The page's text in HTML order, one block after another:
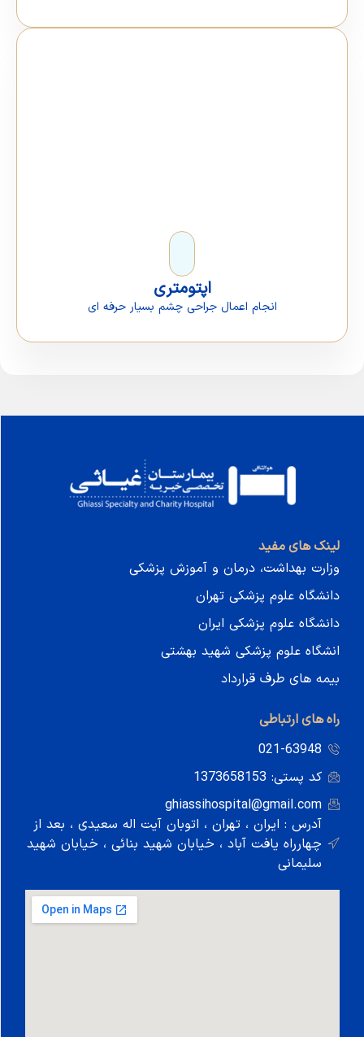
انجام اعمال جراحی چشم بسیار حرفه ای
مفید
درمان و آموزش پزشکی
پزشکی تهران
پزشکی ایران
پزشکی شهید بهشتی
طرف قرارداد
021-
ایران ، تهران ، اتوبان آيت اله سعيدی ، بعد از
يافت آباد ، خيابان شهيد بنائی ، خيابان شهيد